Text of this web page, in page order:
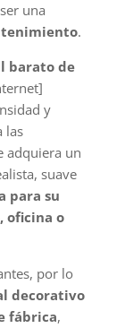
una
.
barato de
y
las
adquiera un
suave
para su
oficina o
por lo
decorativo
fábrica,